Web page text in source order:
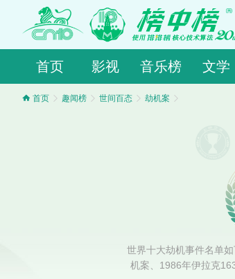
首页 影视 音乐榜 文学
首页 趣闻榜 世间百态 劫机案
世界十大劫机事件名单
机案、1986年伊拉克